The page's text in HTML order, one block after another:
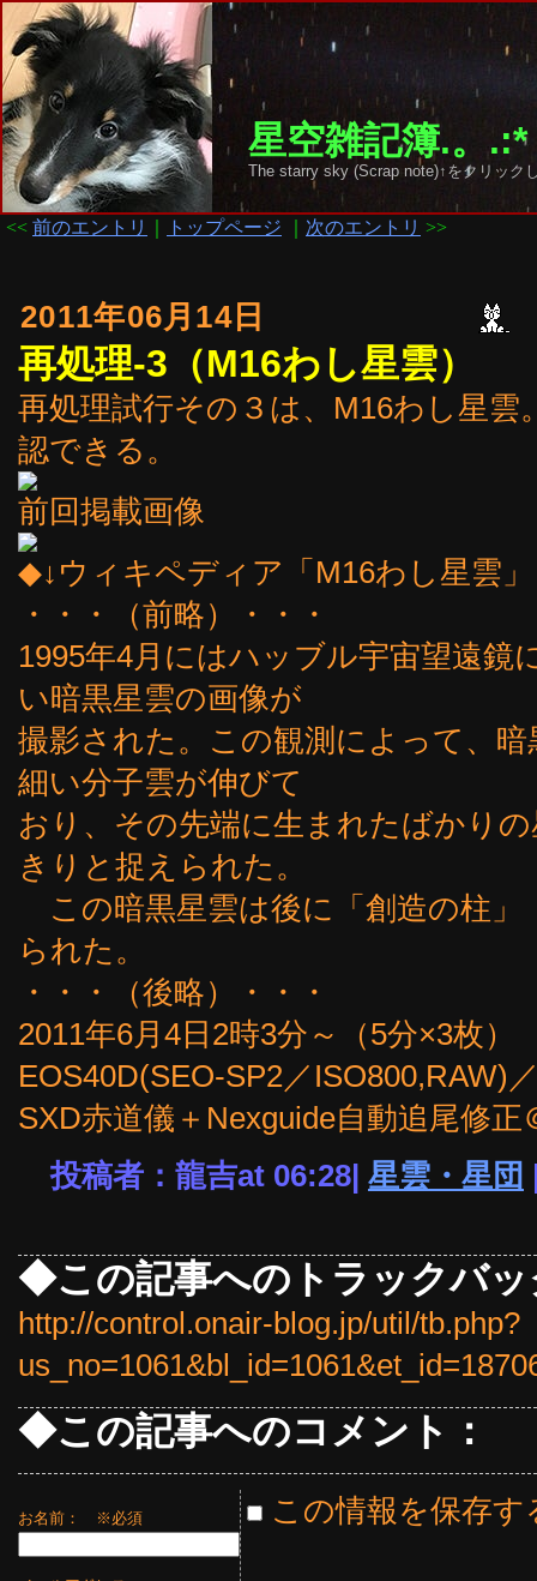
星空雑記簿.。
The starry sky (Scrap note)↑をクリック
<< 前のエントリ トップページ 次のエントリ >>
2011年06月14日
再処理-3（M16わし星雲）
再処理試行その３は、M16わし星
認できる。
前回掲載画像
◆↓ウィキペディア「M16わし星雲
・・・（前略）・・・
1995年4月にはハッブル宇宙望遠鏡
い暗黒星雲の画像が
撮影された。この観測によって、
細い分子雲が伸びて
おり、その先端に生まれたばかり
きりと捉えられた。
この暗黒星雲は後に「創造の柱」
られた。
・・・（後略）・・・
2011年6月4日2時3分～（5分×3枚）
EOS40D(SEO-SP2／ISO800,RAW)
SXD赤道儀＋Nexguide自動追尾修正
投稿者：龍吉at 06:28| 星雲・星団
◆この記事へのトラックバッ
http://control.onair-blog.jp/util/tb.php?
◆この記事へのコメント：
お名前： ※必須 この情報を保存す